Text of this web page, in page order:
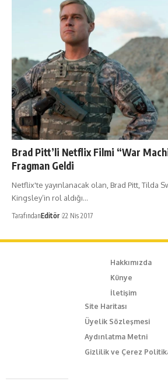
Brad Pitt’li Netflix Filmi “War
Fragman Geldi
Netflix'te yayınlanacak olan, Brad Pitt, Tilda
Kingsley’in rol aldığı…
TarafındanEditör 22 Nis 2017
Hakkımızda
Künye
İletişim
Site Haritası
Üyelik Sözleşmesi
Aydınlatma Metni
Gizlilik ve Çerez
Caferağa Mah. Dr. Şakir Paşa Sok.